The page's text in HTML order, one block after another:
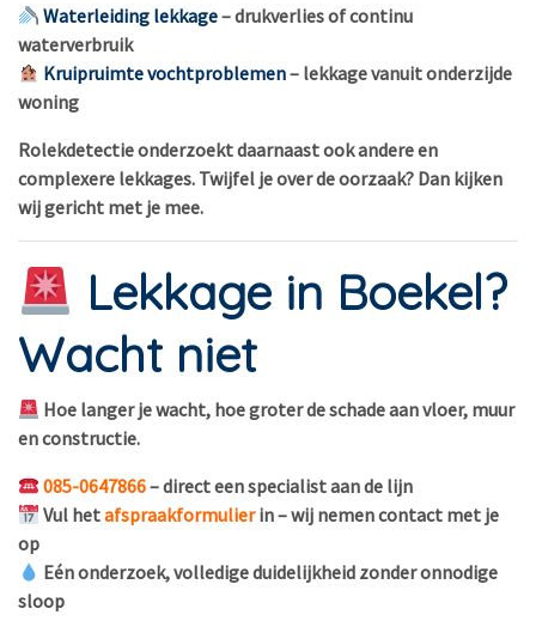
Waterleiding lekkage– drukverlies of continu
waterverbruik
Kruipruimte vochtproblemen– lekkage vanuit onderzijde
woning
Rolekdetectie onderzoekt daarnaast ook andere en
complexere lekkages. Twijfel je over de oorzaak? Dan kijken
wij gericht met je mee.
Lekkage in Boekel?
Wacht niet
Hoe langer je wacht, hoe groter de schade aan vloer, muur
en constructie.
085-0647866– direct een specialist aan de lijn
Vul hetafspraakformulierin – wij nemen contact met je
op
Eén onderzoek, volledige duidelijkheid zonder onnodige
sloop